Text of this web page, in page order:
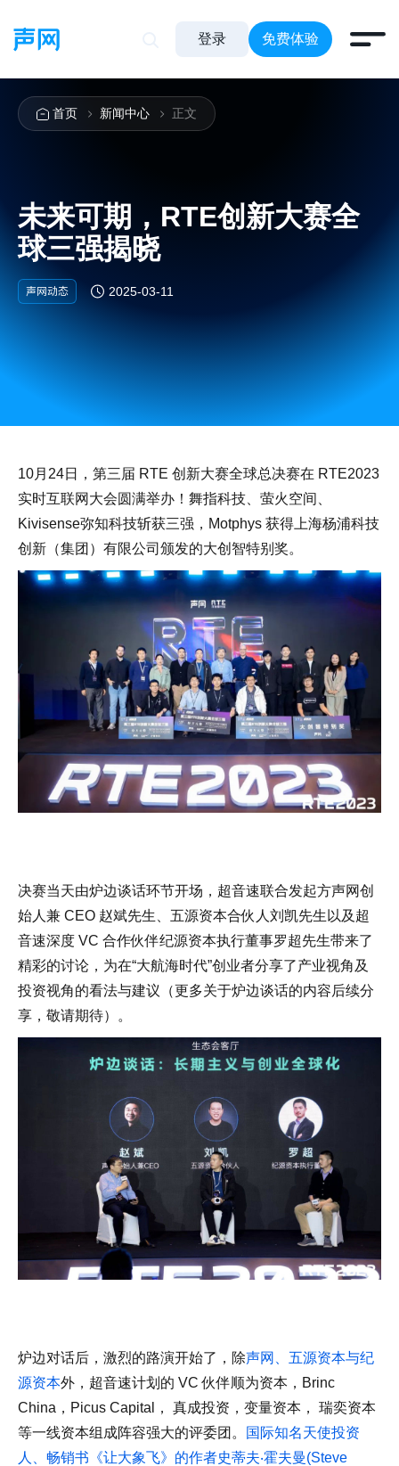
登录 免费体验
首页 新闻中心 正文
未来可期，RTE创新大赛全
球三强揭晓
声网动态 2025-03-11
10月24日，第三届 RTE 创新大赛全球总决赛在 RTE2023
实时互联网大会圆满举办！舞指科技、萤火空间、
Kivisense弥知科技斩获三强，Motphys 获得上海杨浦科技
创新（集团）有限公司颁发的大创智特别奖。
决赛当天由炉边谈话环节开场，超音速联合发起方声网创
始人兼 CEO 赵斌先生、五源资本合伙人刘凯先生以及超
音速深度 VC 合作伙伴纪源资本执行董事罗超先生带来了
精彩的讨论，为在“大航海时代”创业者分享了产业视角及
投资视角的看法与建议（更多关于炉边谈话的内容后续分
享，敬请期待）。
炉边对话后，激烈的路演开始了，除声网、五源资本与纪
源资本外，超音速计划的 VC 伙伴顺为资本，Brinc
China，Picus Capital， 真成投资，变量资本， 瑞奕资本
等一线资本组成阵容强大的评委团。
国际知名天使投资
人、畅销书《让大象飞》的作者史蒂夫‧霍夫曼(Steve